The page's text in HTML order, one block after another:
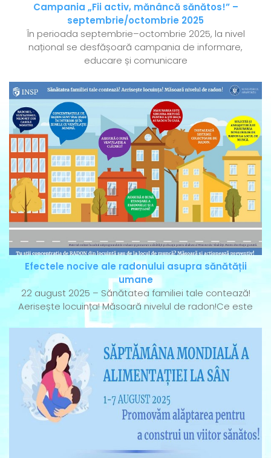
Campania „Fii activ, mănâncă sănătos!” –
septembrie/octombrie 2025
În perioada septembrie–octombrie 2025, la nivel
național se desfășoară campania de informare,
educare și comunicare
Efectele nocive ale radonului asupra sănătății
umane
22 august 2025 – Sănătatea familiei tale contează!
Aerisește locuința! Măsoară nivelul de radon!Ce este